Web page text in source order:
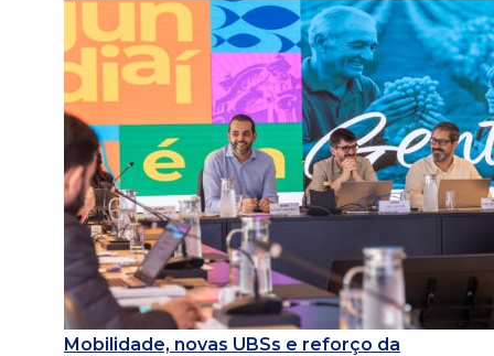
Mobilidade, novas UBSs e reforço da